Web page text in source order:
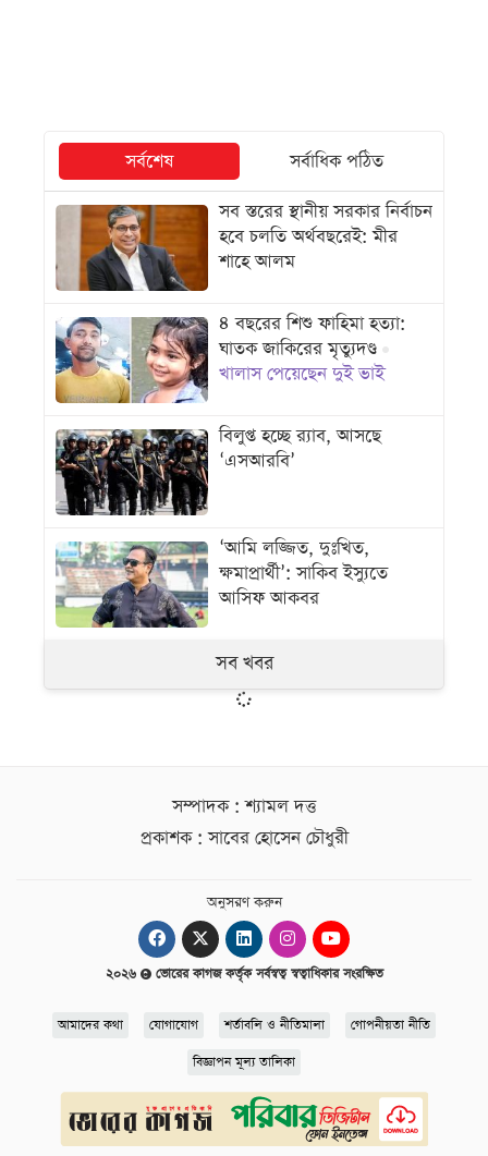
সর্বশেষ
সর্বাধিক পঠিত
সব স্তরের স্থানীয় সরকার নির্বাচন
হবে চলতি অর্থবছরেই: মীর
শাহে আলম
৪ বছরের শিশু ফাহিমা হত্যা:
ঘাতক জাকিরের মৃত্যুদণ্ড
খালাস পেয়েছেন দুই ভাই
বিলুপ্ত হচ্ছে র‌্যাব, আসছে
‘এসআরবি’
‘আমি লজ্জিত, দুঃখিত,
ক্ষমাপ্রার্থী’: সাকিব ইস্যুতে
আসিফ আকবর
সব খবর
সম্পাদক : শ্যামল দত্ত
প্রকাশক : সাবের হোসেন চৌধুরী
অনুসরণ করুন
২০২৬ ভোরের কাগজ কর্তৃক সর্বস্বত্ব স্বত্বাধিকার সংরক্ষিত
আমাদের কথা যোগাযোগ শর্তাবলি ও নীতিমালা গোপনীয়তা নীতি
বিজ্ঞাপন মূল্য তালিকা